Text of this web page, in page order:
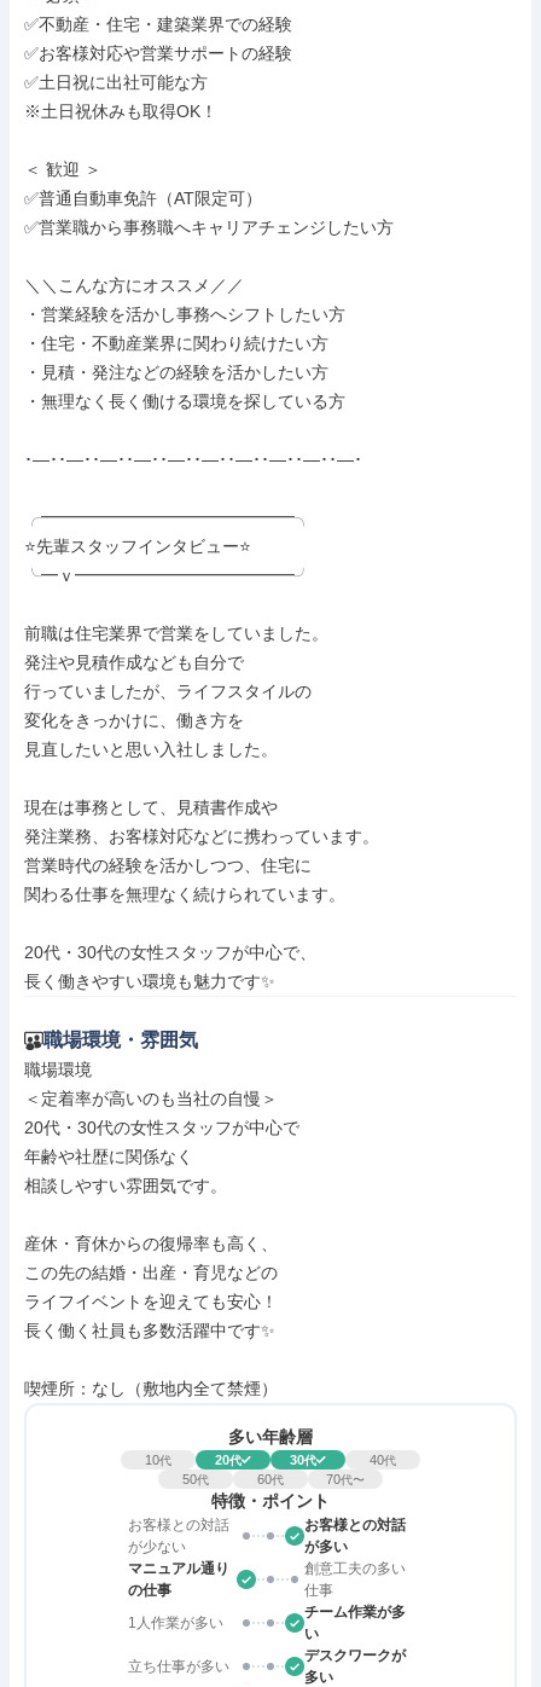
✅不動産・住宅・建築業界での経験
✅お客様対応や営業サポートの経験
✅土日祝に出社可能な方
※土日祝休みも取得OK！
＜ 歓迎 ＞
✅普通自動車免許（AT限定可）
✅営業職から事務職へキャリアチェンジしたい方
＼＼こんな方にオススメ／／
・営業経験を活かし事務へシフトしたい方
・住宅・不動産業界に関わり続けたい方
・見積・発注などの経験を活かしたい方
・無理なく長く働ける環境を探している方
･―･･―･･―･･―･･―･･―･･―･･―･･―･･―･
╭━━━━━━━━━━━━━━━╮
⭐先輩スタッフインタビュー⭐
╰━ｖ━━━━━━━━━━━━━╯
前職は住宅業界で営業をしていました。
発注や見積作成なども自分で
行っていましたが、ライフスタイルの
変化をきっかけに、働き方を
見直したいと思い入社しました。
現在は事務として、見積書作成や
発注業務、お客様対応などに携わっています。
営業時代の経験を活かしつつ、住宅に
関わる仕事を無理なく続けられています。
20代・30代の女性スタッフが中心で、
長く働きやすい環境も魅力です✨
職場環境・雰囲気
職場環境
＜定着率が高いのも当社の自慢＞
20代・30代の女性スタッフが中心で
年齢や社歴に関係なく
相談しやすい雰囲気です。
産休・育休からの復帰率も高く、
この先の結婚・出産・育児などの
ライフイベントを迎えても安心！
長く働く社員も多数活躍中です✨
喫煙所：なし（敷地内全て禁煙）
多い年齢層
10代 20代 30代 40代
50代 60代 70代〜
特徴・ポイント
お客様との対話
が少ない
お客様との対話
が多い
マニュアル通り
の仕事
創意工夫の多い
仕事
1人作業が多い
チーム作業が多
い
立ち仕事が多い
デスクワークが
多い